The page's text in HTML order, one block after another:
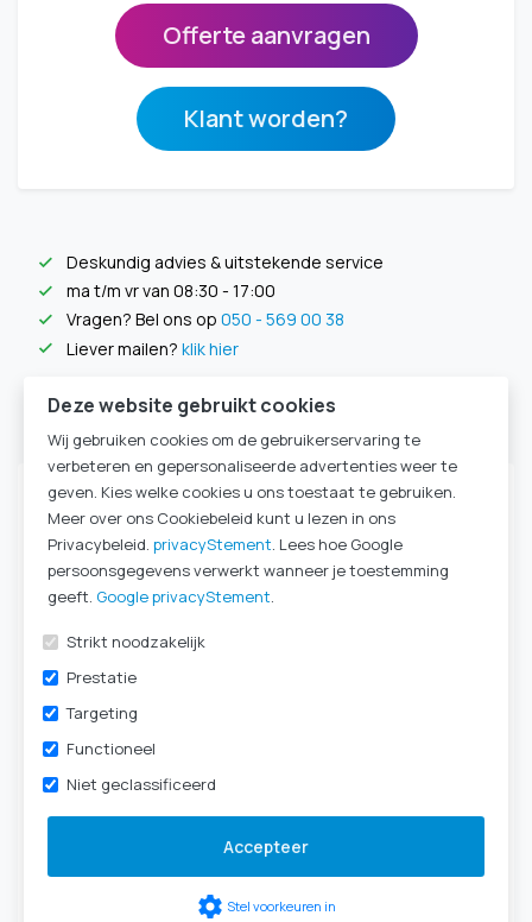
Offerte aanvragen
Klant worden?
check Deskundig advies & uitstekende service
check ma t/m vr van 08:30 - 17:00
check Vragen? Bel ons op 050 - 569 00 38
check Liever mailen? klik hier
Specificaties
Artikelnummer
201116
Artikelnummer
201116
Canule type
Primedistom
Kleur
Verpakkingseenheid
Merk
Met Cuff
Subglottische
Met fenestratie
Model
maat 9
Buitendiameter
11 mm
Deze website gebruikt cookies
Wij gebruiken cookies om de gebruikerservaring te
verbeteren en gepersonaliseerde advertenties weer te
geven. Kies welke cookies u ons toestaat te gebruiken.
Meer over ons Cookiebeleid kunt u lezen in ons
Privacybeleid. privacyStement. Lees hoe Google
persoonsgegevens verwerkt wanneer je toestemming
geeft. Google privacyStement.
Strikt noodzakelijk
Prestatie
Targeting
Functioneel
Niet geclassificeerd
Accepteer
settings Stel voorkeuren in